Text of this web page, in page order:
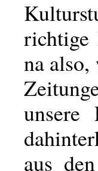
na
unsere
aus